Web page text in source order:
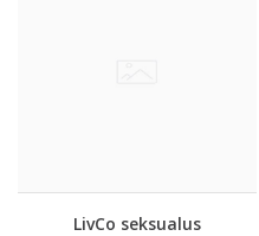
LivCo seksualus